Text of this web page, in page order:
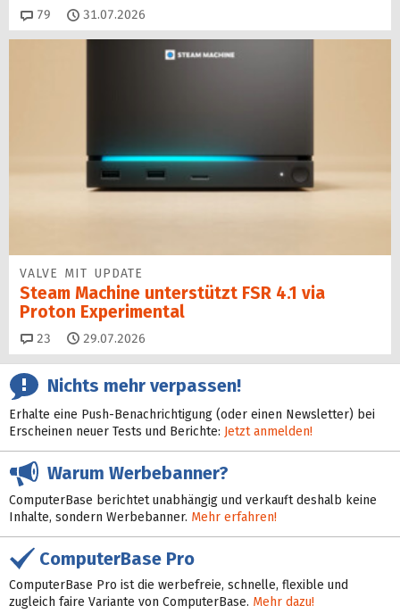
79 Kommentare
31.07.2026
VALVE MIT UPDATE
Steam Machine unterstützt FSR 4.1 via
Proton Experimental
23 Kommentare
29.07.2026
Nichts mehr verpassen!
Erhalte eine Push-Benachrichtigung (oder einen Newsletter) bei
Erscheinen neuer Tests und Berichte: Jetzt anmelden!
Warum Werbebanner?
ComputerBase berichtet unabhängig und verkauft deshalb keine
Inhalte, sondern Werbebanner. Mehr erfahren!
ComputerBase Pro
ComputerBase Pro ist die werbefreie, schnelle, flexible und
zugleich faire Variante von ComputerBase. Mehr dazu!